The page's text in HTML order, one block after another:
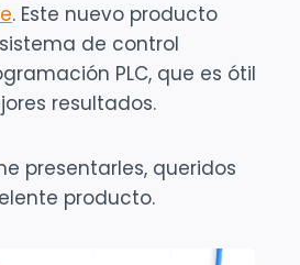
. Este nuevo producto
de control
PLC, que es ótil
resultados.
presentarles, queridos
producto.